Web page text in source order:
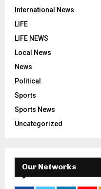
International News
LIFE
LIFE NEWS
Local News
News
Political
Sports
Sports News
Uncategorized
Our Networks